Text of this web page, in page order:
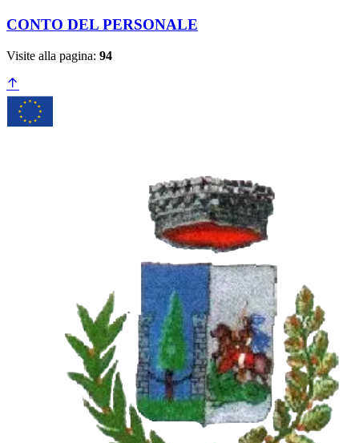
CONTO DEL PERSONALE
Visite alla pagina: 94